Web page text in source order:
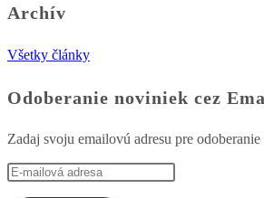
Archív
Všetky články
Odoberanie noviniek cez
Zadaj svoju emailovú adresu pre
E-